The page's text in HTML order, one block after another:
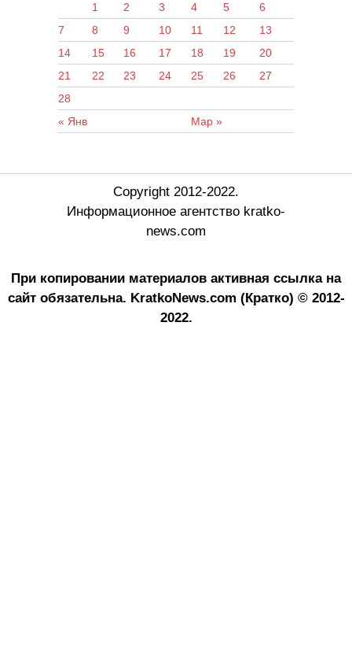
« Янв Мар »
1 2 3 4 5
6
7
8 9 10 11 12
13
14
15 16 17 18 19
20
21
22 23 24 25 26
27
28
Copyright 2012-2022.
Информационное агентство kratko-
news.com
При копировании материалов активная ссылка на
сайт обязательна. KratkoNews.com (Кратко) © 2012-
2022.